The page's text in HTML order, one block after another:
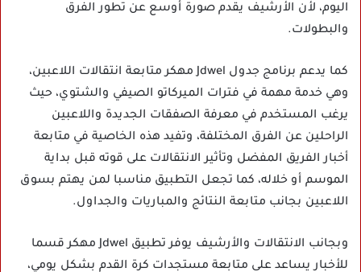
اليوم، لأن الأرشيف يقدم صورة أوسع عن تطور الفرق
والبطولات.
كما يدعم برنامج جدول Jdwel مهكر متابعة انتقالات اللاعبين،
وهي خدمة مهمة في فترات الميركاتو الصيفي والشتوي، حيث
يرغب المستخدم في معرفة الصفقات الجديدة واللاعبين
الراحلين عن الفرق المختلفة، وتفيد هذه الخاصية في متابعة
أخبار الفريق المفضل وتأثير الانتقالات على قوته قبل بداية
الموسم أو خلاله، كما تجعل التطبيق مناسبا لمن يهتم بسوق
اللاعبين بجانب متابعة النتائج والمباريات والجداول.
وبجانب الانتقالات والأرشيف يوفر تطبيق Jdwel مهكر قسما
للأخبار يساعد على متابعة مستجدات كرة القدم بشكل يومي،